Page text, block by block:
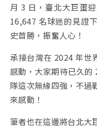
月 3 日，臺北大巨蛋
16,647 名球迷的見證
史首勝，振奮人心！
承接台灣在 2024 年世
感動，大家期待已久的
隊這次無緣四強，不過
來感動！
筆者也在這邊將台北大